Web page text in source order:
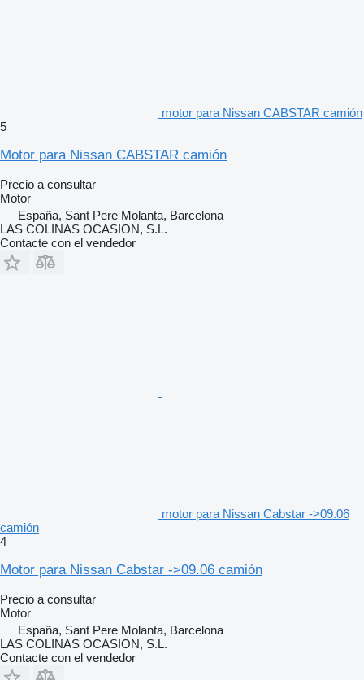
motor para Nissan CABSTAR camión
5
Motor para Nissan CABSTAR camión
Precio a consultar
Motor
España, Sant Pere Molanta, Barcelona
LAS COLINAS OCASION, S.L.
Contacte con el vendedor
motor para Nissan Cabstar ->09.06
camión
4
Motor para Nissan Cabstar ->09.06 camión
Precio a consultar
Motor
España, Sant Pere Molanta, Barcelona
LAS COLINAS OCASION, S.L.
Contacte con el vendedor